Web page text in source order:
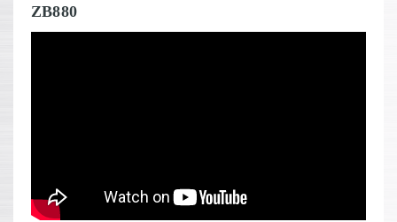
ZB880